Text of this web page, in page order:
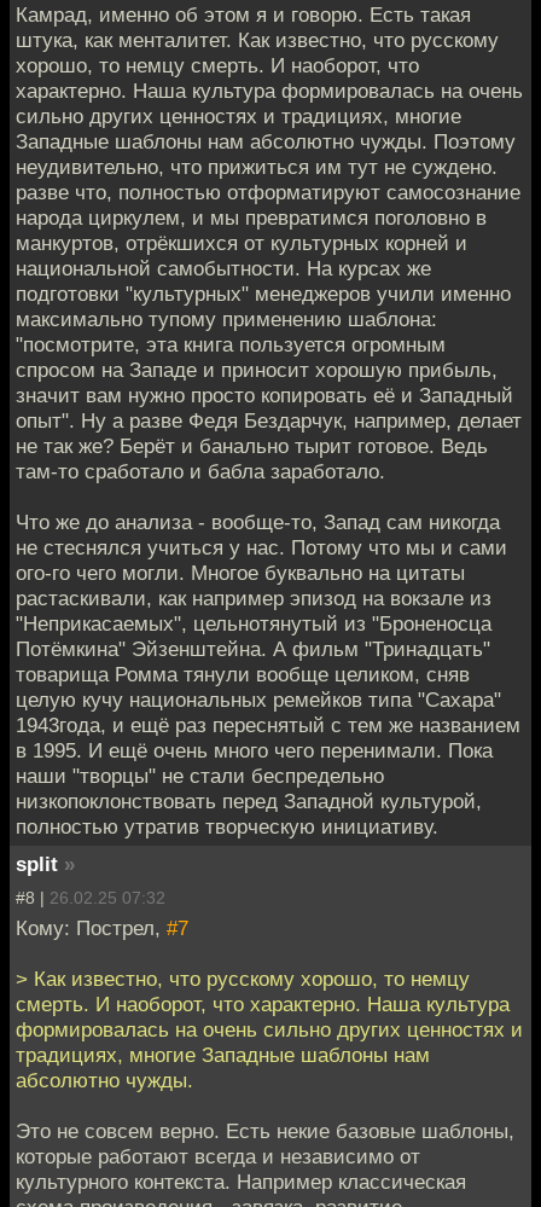
Камрад, именно об этом я и говорю. Есть такая
штука, как менталитет. Как известно, что русскому
хорошо, то немцу смерть. И наоборот, что
характерно. Наша культура формировалась на очень
сильно других ценностях и традициях, многие
Западные шаблоны нам абсолютно чужды. Поэтому
неудивительно, что прижиться им тут не суждено.
разве что, полностью отформатируют самосознание
народа циркулем, и мы превратимся поголовно в
манкуртов, отрёкшихся от культурных корней и
национальной самобытности. На курсах же
подготовки "культурных" менеджеров учили именно
максимально тупому применению шаблона:
"посмотрите, эта книга пользуется огромным
спросом на Западе и приносит хорошую прибыль,
значит вам нужно просто копировать её и Западный
опыт". Ну а разве Федя Бездарчук, например, делает
не так же? Берёт и банально тырит готовое. Ведь
там-то сработало и бабла заработало.
Что же до анализа - вообще-то, Запад сам никогда
не стеснялся учиться у нас. Потому что мы и сами
ого-го чего могли. Многое буквально на цитаты
растаскивали, как например эпизод на вокзале из
"Неприкасаемых", цельнотянутый из "Броненосца
Потёмкина" Эйзенштейна. А фильм "Тринадцать"
товарища Ромма тянули вообще целиком, сняв
целую кучу национальных ремейков типа "Сахара"
1943года, и ещё раз переснятый с тем же названием
в 1995. И ещё очень много чего перенимали. Пока
наши "творцы" не стали беспредельно
низкопоклонствовать перед Западной культурой,
полностью утратив творческую инициативу.
split »
#8 | 26.02.25 07:32
Кому: Пострел, #7
> Как известно, что русскому хорошо, то немцу
смерть. И наоборот, что характерно. Наша культура
формировалась на очень сильно других ценностях и
традициях, многие Западные шаблоны нам
абсолютно чужды.
Это не совсем верно. Есть некие базовые шаблоны,
которые работают всегда и независимо от
культурного контекста. Например классическая